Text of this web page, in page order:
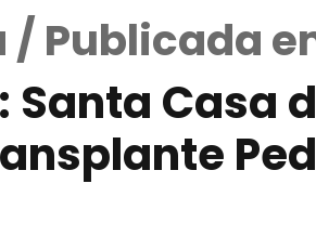
Publicada
Santa Casa